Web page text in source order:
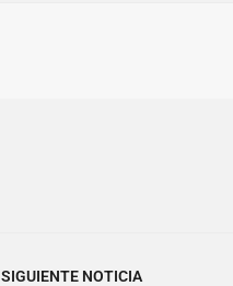
SIGUIENTE NOTICIA